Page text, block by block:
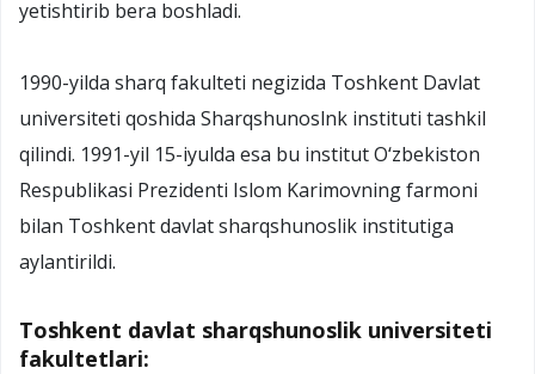
yetishtirib bera boshladi.
1990-yilda sharq fakulteti negizida Toshkent Davlat
universiteti qoshida Sharqshunoslnk instituti tashkil
qilindi. 1991-yil 15-iyulda esa bu institut O‘zbekiston
Respublikasi Prezidenti Islom Karimovning farmoni
bilan Toshkent davlat sharqshunoslik institutiga
aylantirildi.
Toshkent davlat sharqshunoslik universiteti
fakultetlari: